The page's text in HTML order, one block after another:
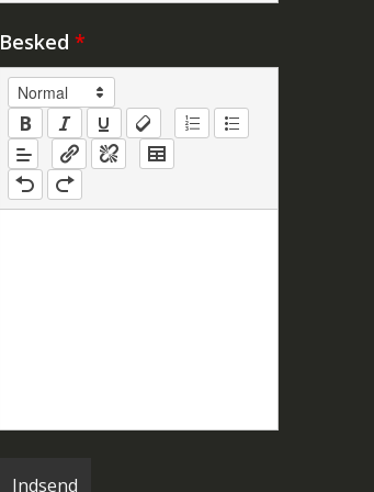
Besked *